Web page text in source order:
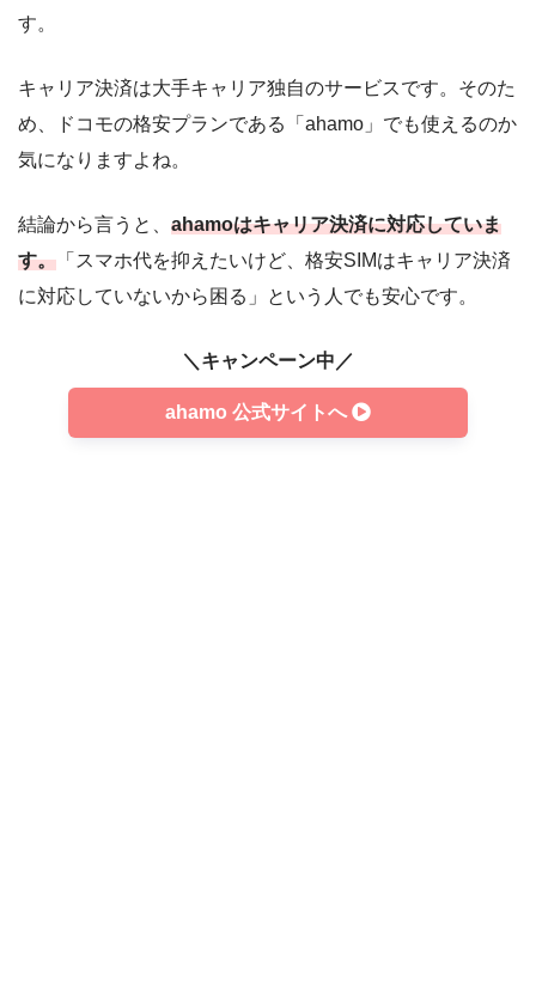
す。
キャリア決済は大手キャリア独自のサービスです。そのた
め、ドコモの格安プランである「ahamo」でも使えるのか
気になりますよね。
結論から言うと、 ahamoはキャリア決済に対応していま
す。 「スマホ代を抑えたいけど、格安SIMはキャリア決済
に対応していないから困る」という人でも安心です。
＼キャンペーン中／
ahamo 公式サイトへ